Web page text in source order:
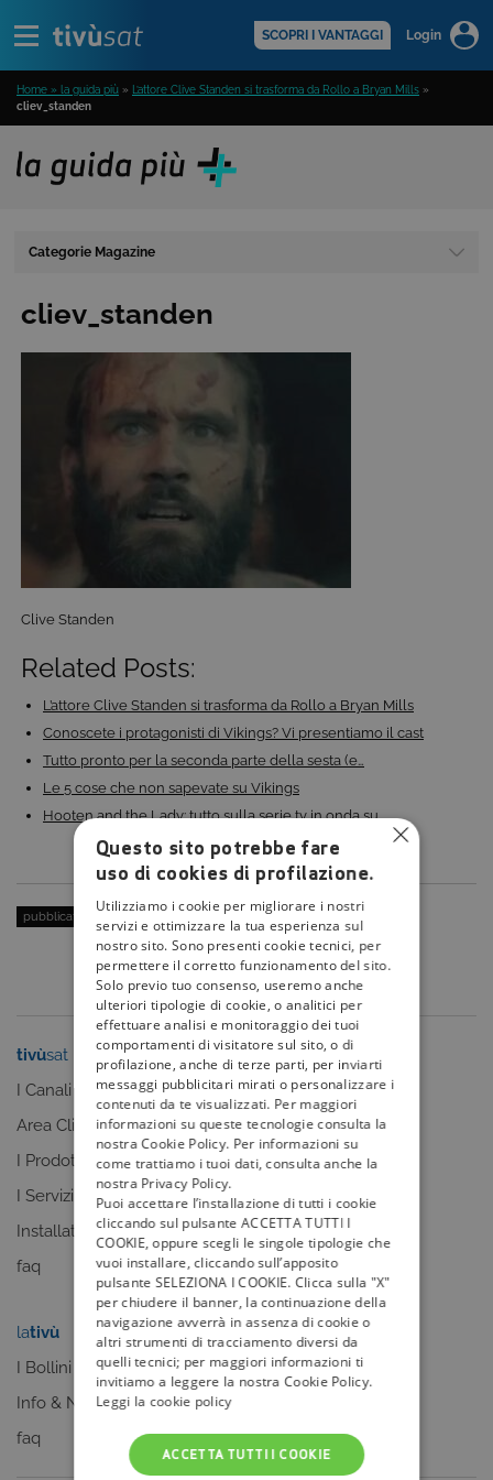
SCOPRI I VANTAGGI Login
Home » la guida più » L’attore Clive Standen si trasforma da Rollo a Bryan Mills »
cliev_standen
Categorie Magazine
cliev_standen
Clive Standen
Related Posts:
L’attore Clive Standen si trasforma da Rollo a Bryan Mills
Conoscete i protagonisti di Vikings? Vi presentiamo il cast
Tutto pronto per la seconda parte della sesta (e…
Le 5 cose che non sapevate su Vikings
Hooten and the Lady: tutto sulla serie tv in onda su…
pubblicato il: | categoria:
tivùsat
I Canali
Area Clienti
I Prodotti
I Servizi
Installatori
faq
tivù la guida
I programmi
I canali
La Guida +
faq
lativù
I Bollini
Info & News
faq
mytivù
Questo sito potrebbe fare
uso di cookies di profilazione.
Utilizziamo i cookie per migliorare i nostri
servizi e ottimizzare la tua esperienza sul
nostro sito. Sono presenti cookie tecnici, per
permettere il corretto funzionamento del sito.
Solo previo tuo consenso, useremo anche
ulteriori tipologie di cookie, o analitici per
effettuare analisi e monitoraggio dei tuoi
comportamenti di visitatore sul sito, o di
profilazione, anche di terze parti, per inviarti
messaggi pubblicitari mirati o personalizzare i
contenuti da te visualizzati. Per maggiori
informazioni su queste tecnologie consulta la
nostra Cookie Policy. Per informazioni su
come trattiamo i tuoi dati, consulta anche la
nostra Privacy Policy.
Puoi accettare l’installazione di tutti i cookie
cliccando sul pulsante ACCETTA TUTTI I
COOKIE, oppure scegli le singole tipologie che
vuoi installare, cliccando sull’apposito
pulsante SELEZIONA I COOKIE. Clicca sulla "X"
per chiudere il banner, la continuazione della
navigazione avverrà in assenza di cookie o
altri strumenti di tracciamento diversi da
quelli tecnici; per maggiori informazioni ti
invitiamo a leggere la nostra Cookie Policy.
Leggi la cookie policy
ACCETTA TUTTI I COOKIE